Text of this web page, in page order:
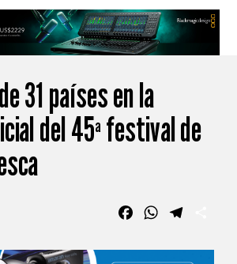
31 países en la
del 45ª festival de
FacebookWhatsApp